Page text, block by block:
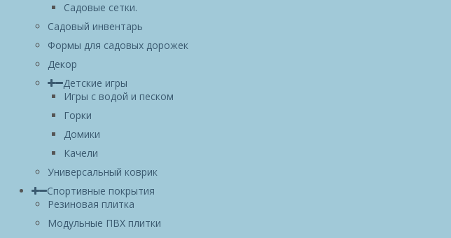
Садовые сетки.
Садовый инвентарь
Формы для садовых дорожек
Декор
Детские игры
Игры с водой и песком
Горки
Домики
Качели
Универсальный коврик
Спортивные покрытия
Резиновая плитка
Модульные ПВХ плитки